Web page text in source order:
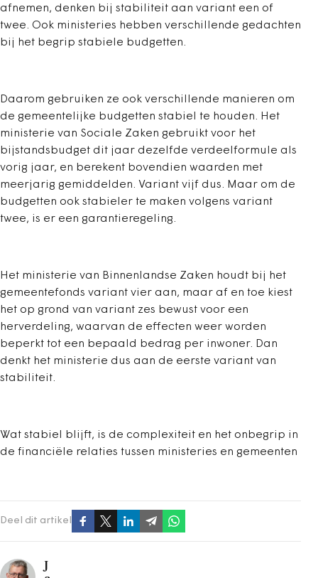
afnemen, denken bij stabiliteit aan variant een of
twee. Ook ministeries hebben verschillende gedachten
bij het begrip stabiele budgetten.
Daarom gebruiken ze ook verschillende manieren om
de gemeentelijke budgetten stabiel te houden. Het
ministerie van Sociale Zaken gebruikt voor het
bijstandsbudget dit jaar dezelfde verdeelformule als
vorig jaar, en berekent bovendien waarden met
meerjarig gemiddelden. Variant vijf dus. Maar om de
budgetten ook stabieler te maken volgens variant
twee, is er een garantieregeling.
Het ministerie van Binnenlandse Zaken houdt bij het
gemeentefonds variant vier aan, maar af en toe kiest
het op grond van variant zes bewust voor een
herverdeling, waarvan de effecten weer worden
beperkt tot een bepaald bedrag per inwoner. Dan
denkt het ministerie dus aan de eerste variant van
stabiliteit.
Wat stabiel blijft, is de complexiteit en het onbegrip in
de financiële relaties tussen ministeries en gemeenten
Deel dit artikel
J